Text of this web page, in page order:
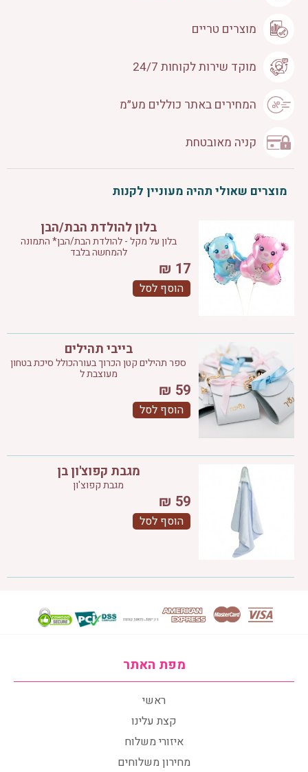
מוצרים טריים
מוקד שירות לקוחות 24/7
המחירים באתר כוללים מע״מ
קניה מאובטחת
מוצרים שאולי תהיה מעוניין לקנות
בלון להולדת הבת/הבן
בלון על מקל - להולדת הבת/הבן* התמונה
להמחשה בלבד
17
₪
הוסף לסל
בייבי תהילים
ספר תהילים קטן הכרוך בעורהכולל סיכת בטחון
מעוצבת ל
59
₪
הוסף לסל
מגבת קפוצ'ון בן
מגבת קפוצ'ון
59
₪
הוסף לסל
מפת האתר
ראשי
קצת עלינו
איזורי משלוח
מחירון משלוחים